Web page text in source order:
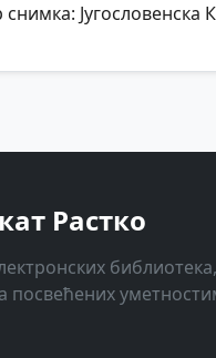
Југословенска
Растко
посвећених